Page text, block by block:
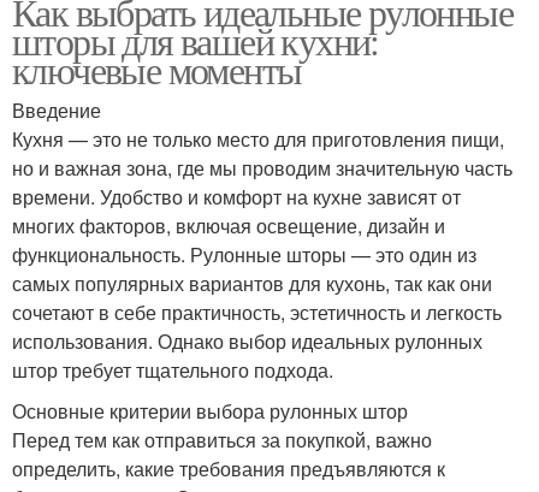
Как выбрать идеальные рулонные
шторы для вашей кухни:
ключевые моменты
Введение
Кухня — это не только место для приготовления пищи,
но и важная зона, где мы проводим значительную часть
времени. Удобство и комфорт на кухне зависят от
многих факторов, включая освещение, дизайн и
функциональность. Рулонные шторы — это один из
самых популярных вариантов для кухонь, так как они
сочетают в себе практичность, эстетичность и легкость
использования. Однако выбор идеальных рулонных
штор требует тщательного подхода.
Основные критерии выбора рулонных штор
Перед тем как отправиться за покупкой, важно
определить, какие требования предъявляются к